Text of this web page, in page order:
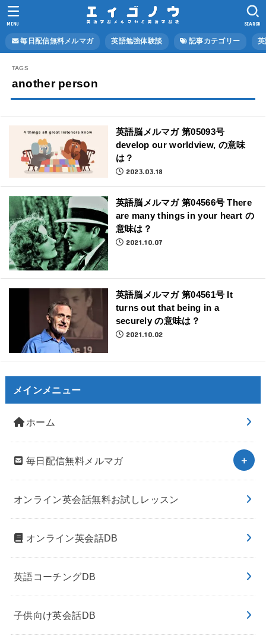
毎日配信無料メルマガ 英語勉強体験談 記事カテゴリー
SEARCH
MENU
another person
英語脳メルマガ 第05093号
develop our worldview, の意味
は？
2023.03.18
英語脳メルマガ 第04566号 There
are many things in your heart の
意味は？
2021.10.07
英語脳メルマガ 第04561号 It
turns out that being in a
securely の意味は？
2021.10.02
メインメニュー
ホーム
毎日配信無料メルマガ
オンライン英会話無料お試しレッスン
オンライン英会話DB
英語コーチングDB
子供向け英会話DB